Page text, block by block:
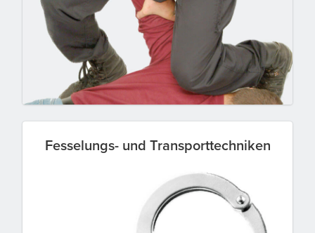
Fesselungs- und Transporttechniken